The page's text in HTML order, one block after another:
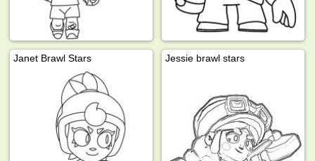
Janet Brawl Stars Jessie brawl stars